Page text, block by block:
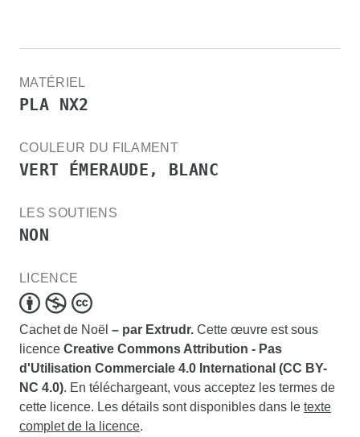
MATÉRIEL
PLA NX2
COULEUR DU FILAMENT
VERT ÉMERAUDE, BLANC
LES SOUTIENS
NON
LICENCE
Cachet de Noël – par Extrudr. Cette œuvre est sous
licence Creative Commons Attribution - Pas
d'Utilisation Commerciale 4.0 International (CC BY-
NC 4.0). En téléchargeant, vous acceptez les termes de
cette licence. Les détails sont disponibles dans le texte
complet de la licence.